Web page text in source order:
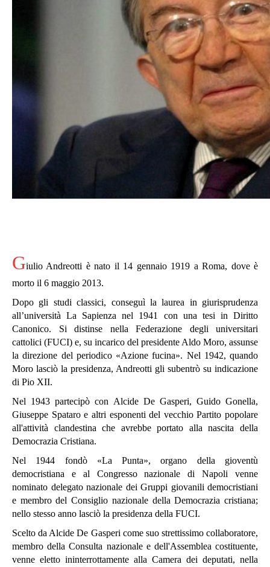
Giulio Andreotti è nato il 14 gennaio 1919 a Roma, dove è
morto il 6 maggio 2013.
Dopo gli studi classici, conseguì la laurea in giurisprudenza
all’università La Sapienza nel 1941 con una tesi in Diritto
Canonico. Si distinse nella Federazione degli universitari
cattolici (FUCI) e, su incarico del presidente Aldo Moro, assunse
la direzione del periodico «Azione fucina». Nel 1942, quando
Moro lasciò la presidenza, Andreotti gli subentrò su indicazione
di Pio XII.
Nel 1943 partecipò con Alcide De Gasperi, Guido Gonella,
Giuseppe Spataro e altri esponenti del vecchio Partito popolare
all'attività clandestina che avrebbe portato alla nascita della
Democrazia Cristiana.
Nel 1944 fondò «La Punta», organo della gioventù
democristiana e al Congresso nazionale di Napoli venne
nominato delegato nazionale dei Gruppi giovanili democristiani
e membro del Consiglio nazionale della Democrazia cristiana;
nello stesso anno lasciò la presidenza della FUCI.
Scelto da Alcide De Gasperi come suo strettissimo collaboratore,
membro della Consulta nazionale e dell'Assemblea costituente,
venne eletto ininterrottamente alla Camera dei deputati, nella